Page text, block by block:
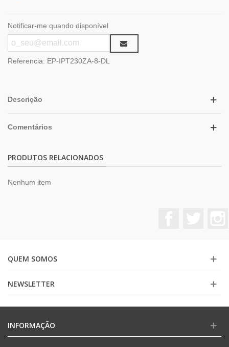
Notificar-me quando disponível
Referencia: EP-IPT230ZA-8-DL
Descrição
Comentários
PRODUTOS RELACIONADOS
Nenhum item
QUEM SOMOS
NEWSLETTER
INFORMAÇÃO